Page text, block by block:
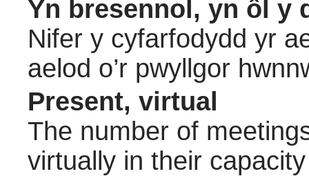
Yn bresennol, yn ôl y
Nifer y cyfarfodydd yr
aelod o’r pwyllgor
Present, virtual
The number of
virtually in their